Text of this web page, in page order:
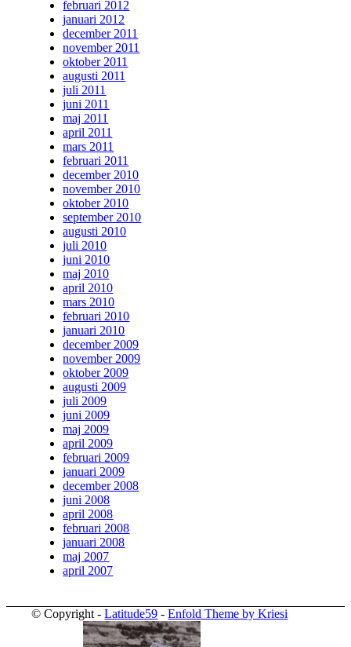
februari 2012
januari 2012
december 2011
november 2011
oktober 2011
augusti 2011
juli 2011
juni 2011
maj 2011
april 2011
mars 2011
februari 2011
december 2010
november 2010
oktober 2010
september 2010
augusti 2010
juli 2010
juni 2010
maj 2010
april 2010
mars 2010
februari 2010
januari 2010
december 2009
november 2009
oktober 2009
augusti 2009
juli 2009
juni 2009
maj 2009
april 2009
februari 2009
januari 2009
december 2008
juni 2008
april 2008
februari 2008
januari 2008
maj 2007
april 2007
© Copyright -Latitude59 -Enfold Theme by Kriesi